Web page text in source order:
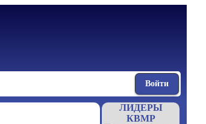
Войти
ЛИДЕРЫ
КВМР